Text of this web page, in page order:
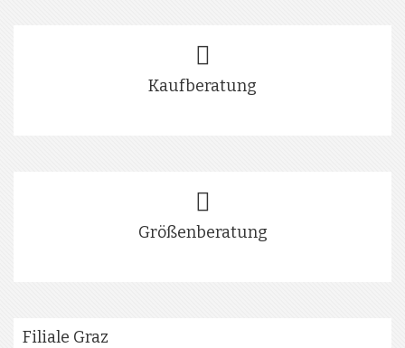
Kaufberatung
Größenberatung
Filiale Graz